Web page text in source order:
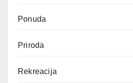
Ponuda
Priroda
Rekreacija